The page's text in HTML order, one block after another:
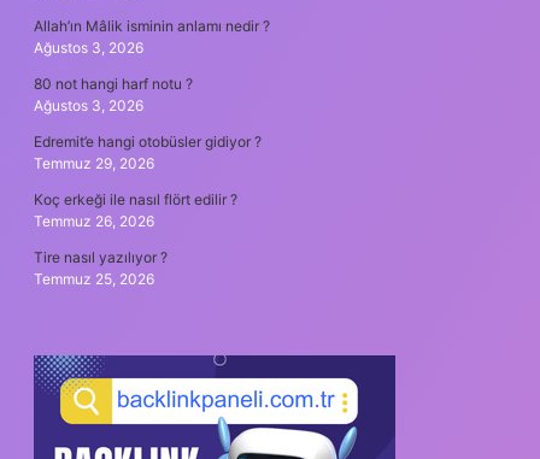
Allah’ın Mâlik isminin anlamı nedir ?
Ağustos 3, 2026
80 not hangi harf notu ?
Ağustos 3, 2026
Edremit’e hangi otobüsler gidiyor ?
Temmuz 29, 2026
Koç erkeği ile nasıl flört edilir ?
Temmuz 26, 2026
Tire nasıl yazılıyor ?
Temmuz 25, 2026